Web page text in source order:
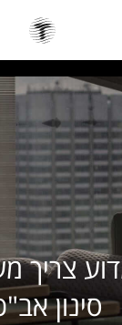
צריך
סינון